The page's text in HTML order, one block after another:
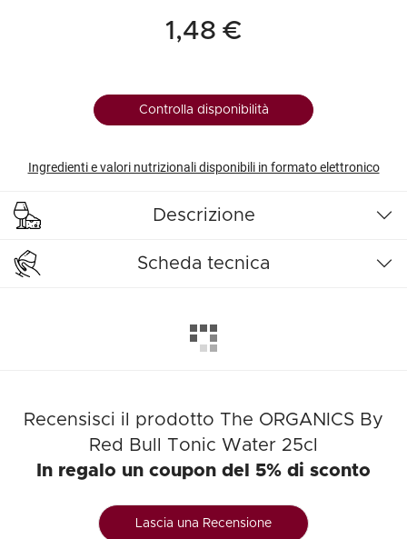
1,48 €
Controlla disponibilità
Ingredienti e valori nutrizionali disponibili in formato elettronico
Descrizione
Scheda tecnica
Recensisci il prodotto The ORGANICS By
Red Bull Tonic Water 25cl
In regalo un coupon del 5% di sconto
Lascia una Recensione